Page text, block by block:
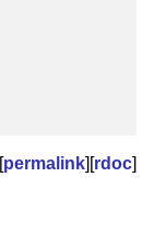
[permalink][rdoc]